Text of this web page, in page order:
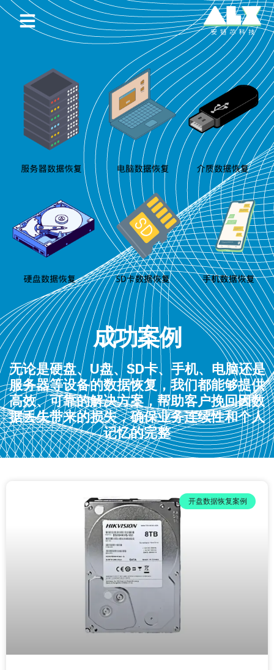
成功案例
无论是硬盘、U盘、SD卡、手机、电脑还是
服务器等设备的数据恢复，我们都能够提供
高效、可靠的解决方案，帮助客户挽回因数
据丢失带来的损失，确保业务连续性和个人
记忆的完整
开盘数据恢复案例